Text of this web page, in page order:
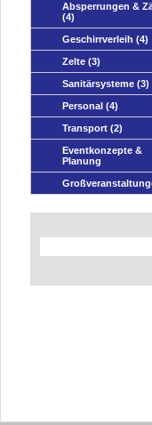
Absperrungen &
(4)
Geschirrverleih (4)
Zelte (3)
Sanitärsysteme (3)
Personal (4)
Transport (2)
Eventkonzepte &
Planung